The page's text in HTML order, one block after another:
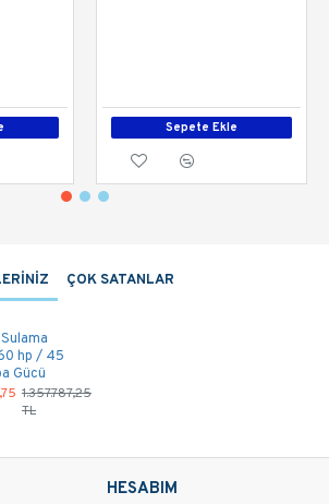
Sepete Ekle
ÇOK SATANLAR
hp / 45
Gücü
1.357.787,25
TL
HESABIM